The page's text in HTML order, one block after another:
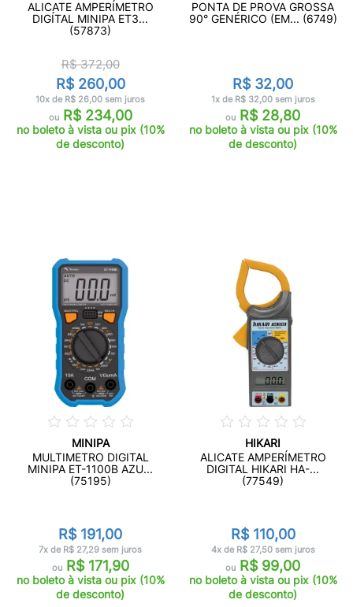
ALICATE AMPERÍMETRO
DIGÍTAL MINIPA ET3...
(57873)
R$ 372,00
R$ 260,00
10x de R$ 26,00 sem juros
ouR$ 234,00
no boleto à vista ou pix (10%
de desconto)
PONTA DE PROVA GROSSA
90° GENÉRICO (EM... (6749)
R$ 32,00
1x de R$ 32,00 sem juros
ou R$ 28,80
no boleto à vista ou pix (10%
de desconto)
MINIPA
MULTIMETRO DIGITAL
MINIPA ET-1100B AZU...
(75195)
R$ 191,00
7x de R$ 27,29 sem juros
ouR$ 171,90
no boleto à vista ou pix (10%
de desconto)
HIKARI
ALICATE AMPERÍMETRO
DIGITAL HIKARI HA-...
(77549)
R$ 110,00
4x de R$ 27,50 sem juros
ou R$ 99,00
no boleto à vista ou pix (10%
de desconto)